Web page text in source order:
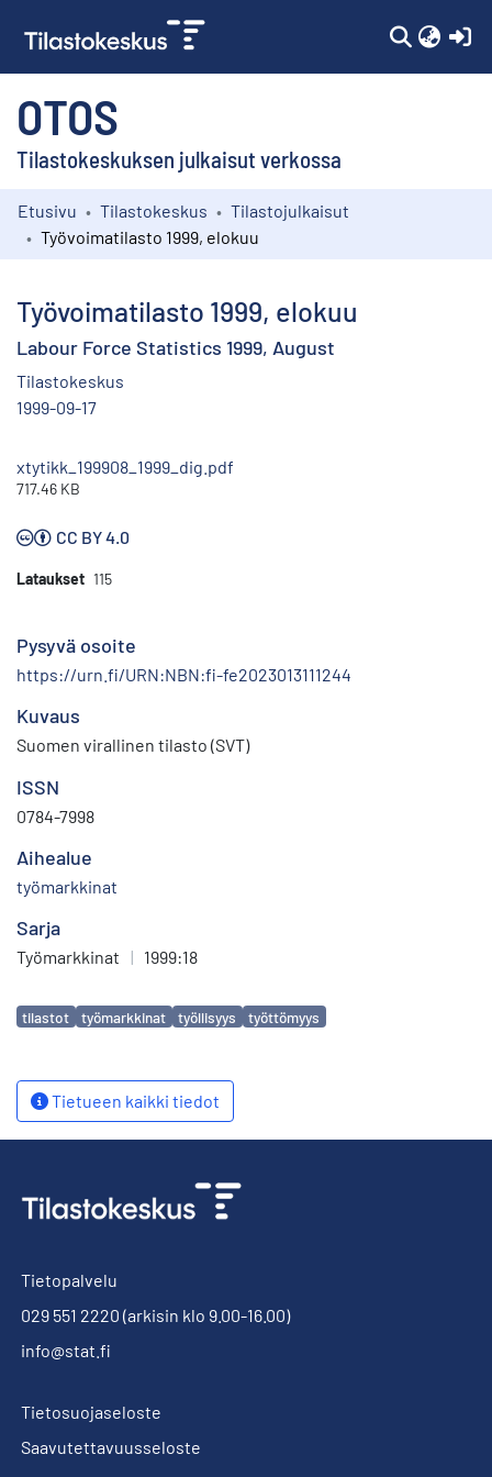
OTOS
Tilastokeskuksen julkaisut verkossa
Kokoelmat
Etusivu Tilastokeskus
Tilastojulkaisut
Työvoimatilasto 1999, elokuu
Työvoimatilasto 1999, elokuu
Labour Force Statistics 1999, August
Tilastokeskus
1999-09-17
xtytikk_199908_1999_dig.pdf
717.46 KB
CC BY 4.0
Lataukset 115
Pysyvä osoite
https://urn.fi/URN:NBN:fi-fe2023013111244
Kuvaus
Suomen virallinen tilasto (SVT)
ISSN
0784-7998
Aihealue
työmarkkinat
Sarja
Työmarkkinat | 1999:18
Avainsanat
tilastot työmarkkinat työllisyys työttömyys
Tietueen kaikki tiedot
Tietopalvelu
029 551 2220 (arkisin klo 9.00-16.00)
info@stat.fi
Tietosuojaseloste
Saavutettavuusseloste